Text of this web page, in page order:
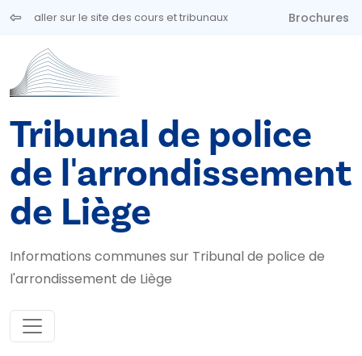
Aller au contenu principal
aller sur le site des cours et tribunaux Brochures
Tribunal de police
de l'arrondissement
de Liège
Informations communes sur Tribunal de police de
l'arrondissement de Liège